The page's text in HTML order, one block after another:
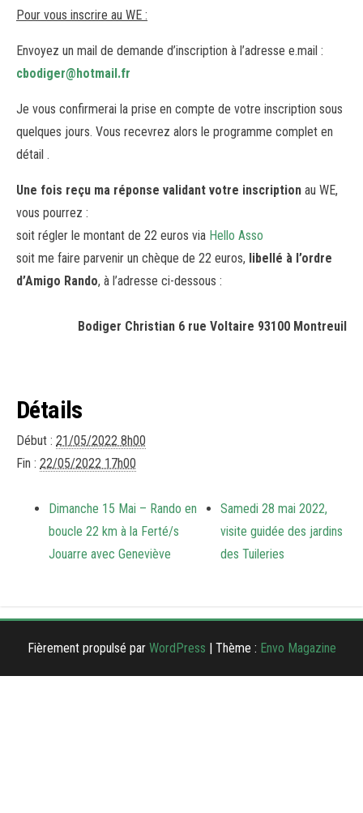
Pour vous inscrire au WE :
Envoyez un mail de demande d’inscription à l’adresse e.mail :
cbodiger@hotmail.fr
Je vous confirmerai la prise en compte de votre inscription sous
quelques jours. Vous recevrez alors le programme complet en
détail .
Une fois reçu ma réponse validant votre inscription au WE,
vous pourrez :
soit régler le montant de 22 euros via Hello Asso
soit me faire parvenir un chèque de 22 euros, libellé à l’ordre
d’Amigo Rando, à l’adresse ci-dessous :
Bodiger Christian 6 rue Voltaire 93100 Montreuil
Détails
Début : 21/05/2022 8h00
Fin : 22/05/2022 17h00
Dimanche 15 Mai – Rando en
boucle 22 km à la Ferté/s
Jouarre avec Geneviève
Samedi 28 mai 2022,
visite guidée des jardins
des Tuileries
Fièrement propulsé par WordPress | Thème : Envo Magazine